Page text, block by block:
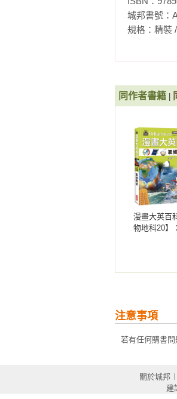
陳進旺／臺
陳茻／專欄
黃啟信／宜
黃淑敏／彰
楊紋紋／
楊巽斐／
楊靜宜／
葉綠舒／
趙育琳／
趙祐志／
劉輝龍／
劉澤宏／
鄭一亭／科
賴擁憲／宜
顏弘志博士
蘇銘祥／
（以上推
造成災害的
煙霧是如何
形成酸雨的
土壤生病了
汙染土壤
03 氣候異常
臭氧層有破
地球的保
蒙特婁議
愈來愈熱的
國際對抗沙
可怕的輻射
什麼是天
車諾比核
城邦書號：
規格：精
同作者書籍
漫畫大英百
物地科20】
注意事項
若有任何購書
關於城邦︱
建